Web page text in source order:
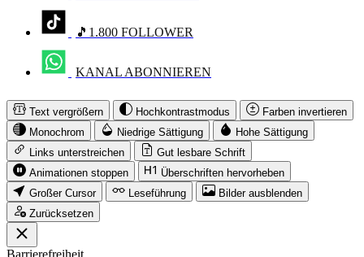
🎵1.800 FOLLOWER
KANAL ABONNIEREN
Text vergrößern Hochkontrastmodus
Farben invertieren
Monochrom
Niedrige Sättigung
Hohe Sättigung
Links unterstreichen
Gut lesbare Schrift
Animationen stoppen
Überschriften hervorheben
Großer Cursor
Leseführung
Bilder ausblenden
Zurücksetzen
Barrierefreiheit